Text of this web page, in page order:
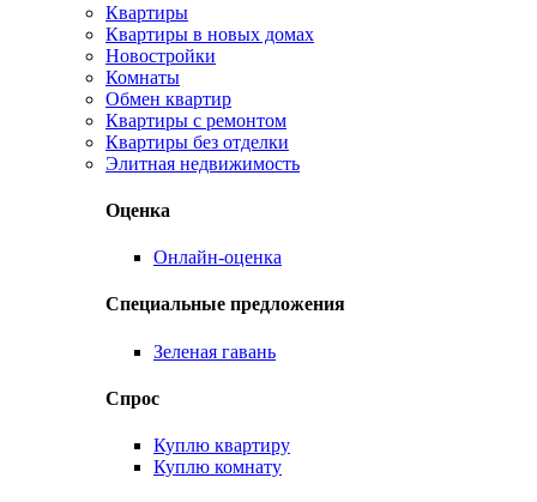
Квартиры
Квартиры в новых домах
Новостройки
Комнаты
Обмен квартир
Квартиры с ремонтом
Квартиры без отделки
Элитная недвижимость
Оценка
Онлайн-оценка
Специальные предложения
Зеленая гавань
Спрос
Куплю квартиру
Куплю комнату